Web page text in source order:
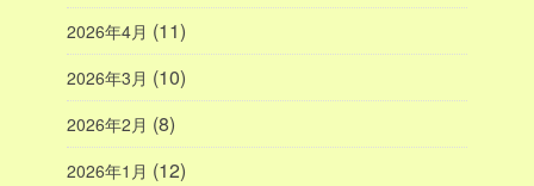
2026年4月 (11)
2026年3月 (10)
2026年2月 (8)
2026年1月 (12)